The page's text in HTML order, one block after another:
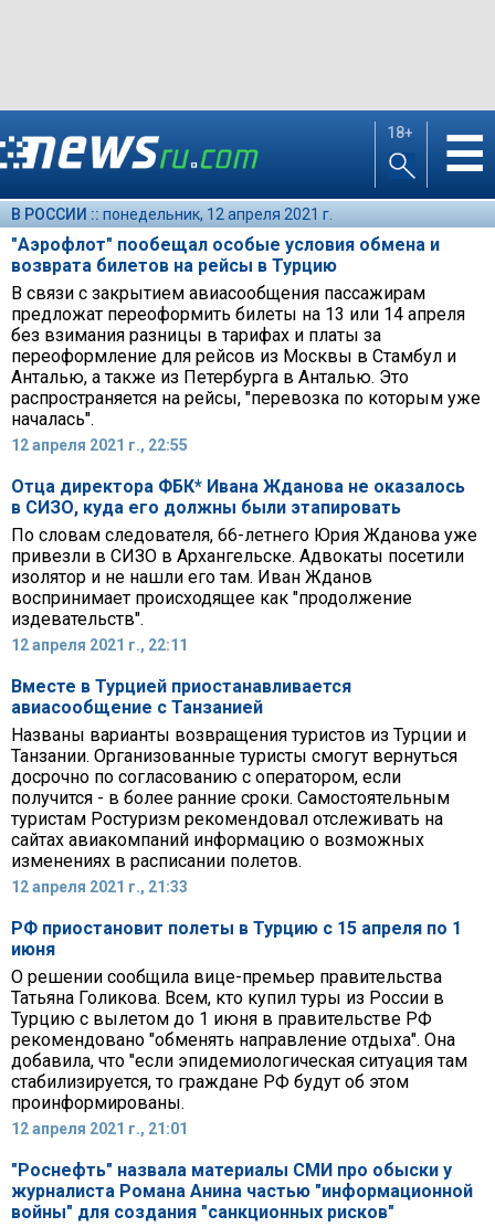
18+ ☰
В РОССИИ :: понедельник, 12 апреля 2021 г.
"Аэрофлот" пообещал особые условия обмена и
возврата билетов на рейсы в Турцию
В связи с закрытием авиасообщения пассажирам
предложат переоформить билеты на 13 или 14 апреля
без взимания разницы в тарифах и платы за
переоформление для рейсов из Москвы в Стамбул и
Анталью, а также из Петербурга в Анталью. Это
распространяется на рейсы, "перевозка по которым уже
началась".
12 апреля 2021 г., 22:55
Отца директора ФБК* Ивана Жданова не оказалось
в СИЗО, куда его должны были этапировать
По словам следователя, 66-летнего Юрия Жданова уже
привезли в СИЗО в Архангельске. Адвокаты посетили
изолятор и не нашли его там. Иван Жданов
воспринимает происходящее как "продолжение
издевательств".
12 апреля 2021 г., 22:11
Вместе в Турцией приостанавливается
авиасообщение с Танзанией
Названы варианты возвращения туристов из Турции и
Танзании. Организованные туристы смогут вернуться
досрочно по согласованию с оператором, если
получится - в более ранние сроки. Самостоятельным
туристам Ростуризм рекомендовал отслеживать на
сайтах авиакомпаний информацию о возможных
изменениях в расписании полетов.
12 апреля 2021 г., 21:33
РФ приостановит полеты в Турцию с 15 апреля по 1
июня
О решении сообщила вице-премьер правительства
Татьяна Голикова. Всем, кто купил туры из России в
Турцию с вылетом до 1 июня в правительстве РФ
рекомендовано "обменять направление отдыха". Она
добавила, что "если эпидемиологическая ситуация там
стабилизируется, то граждане РФ будут об этом
проинформированы.
12 апреля 2021 г., 21:01
"Роснефть" назвала материалы СМИ про обыски у
журналиста Романа Анина частью "информационной
войны" для создания "санкционных рисков"